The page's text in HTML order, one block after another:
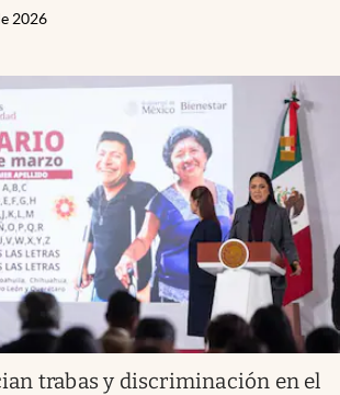
2026
trabas y discriminación en el